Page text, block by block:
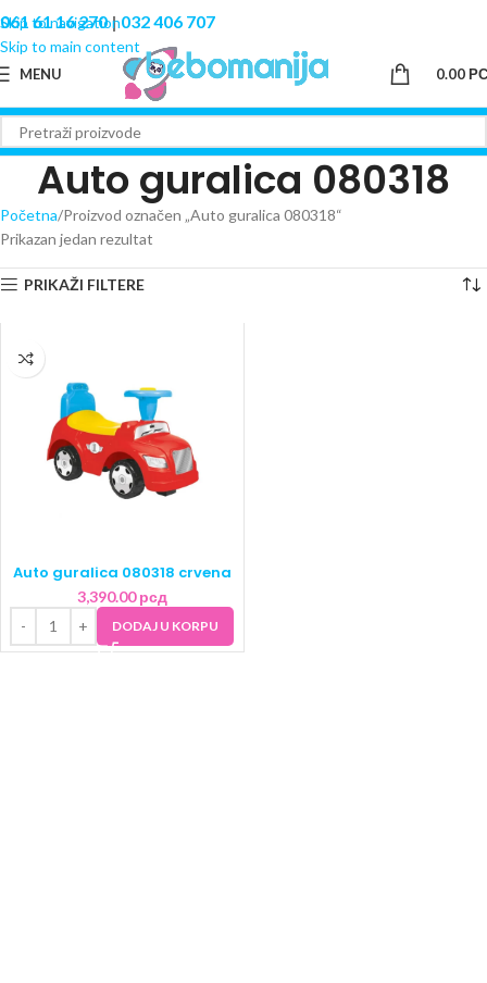
Skip to navigation
Skip to main content
061 61 16 270|032 406 707
MENU 0.00
Auto guralica 080318
Početna Proizvod označen „Auto guralica 080318“
Prikazan jedan rezultat
PRIKAŽI FILTERE
Auto guralica 080318 crvena
3,390.00рсд
DODAJ U KORPU